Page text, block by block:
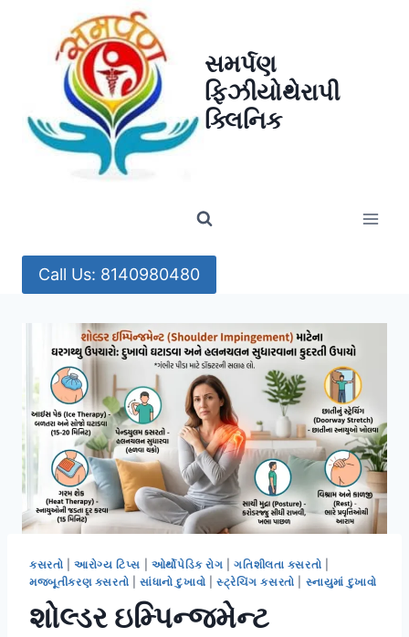
સમર્પણ
ફિઝીયોથેરાપી
ક્લિનિક
Call Us: 8140980480
કસરતો |આરોગ્ય ટિપ્સ ઓર્થોપેડિક રોગ |ગતિશીલતા કસરતો
મજબૂતીકરણ કસરતો
સાંધાનો દુખાવો સ્ટ્રેચિંગ કસરતો સ્નાયુમાં દુખાવો
શોલ્ડર ઇમ્પિન્જમેન્ટ